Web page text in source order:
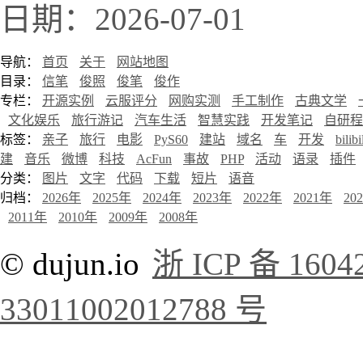
日期：2026-07-01
导航： 首页 关于
网站地图
目录： 信笔 俊照 俊笔
俊作
专栏： 开源实例 云服评分 网购实测 手工制作 古典文学
文化娱乐
旅行游记 汽车生活 智慧实践 开发笔记
自研
标签： 亲子 旅行 电影 PyS60 建站 域名 车 开发
建
音乐 微博 科技 AcFun 事故 PHP 活动 语录
插件
分类：
图片 文字 代码 下载 短片
语音
归档： 2026年 2025年 2024年 2023年 2022年 2021年
2011年
2010年 2009年 2008年
© dujun.io 浙 ICP 备
33011002012788 号